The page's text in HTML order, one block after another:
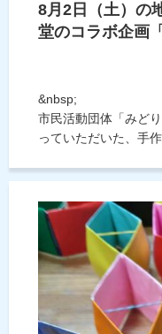
8月2日（土）の
堂のコラボ企画
&nbsp;
市民活動団体「みど
っていただいた、手